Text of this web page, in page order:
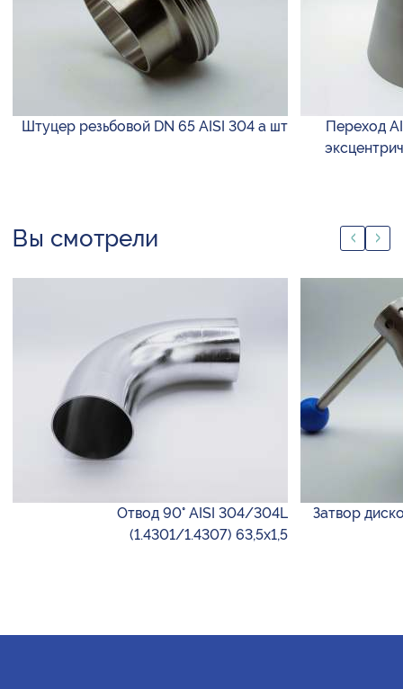
Штуцер резьбовой DN 65 AISI 304 а шт
Переход
Вы смотрели
Отвод 90° AISI 304/304L
(1.4301/1.4307) 63,5х1,5
Затвор